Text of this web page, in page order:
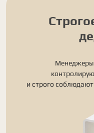
Менеджеры
и строго